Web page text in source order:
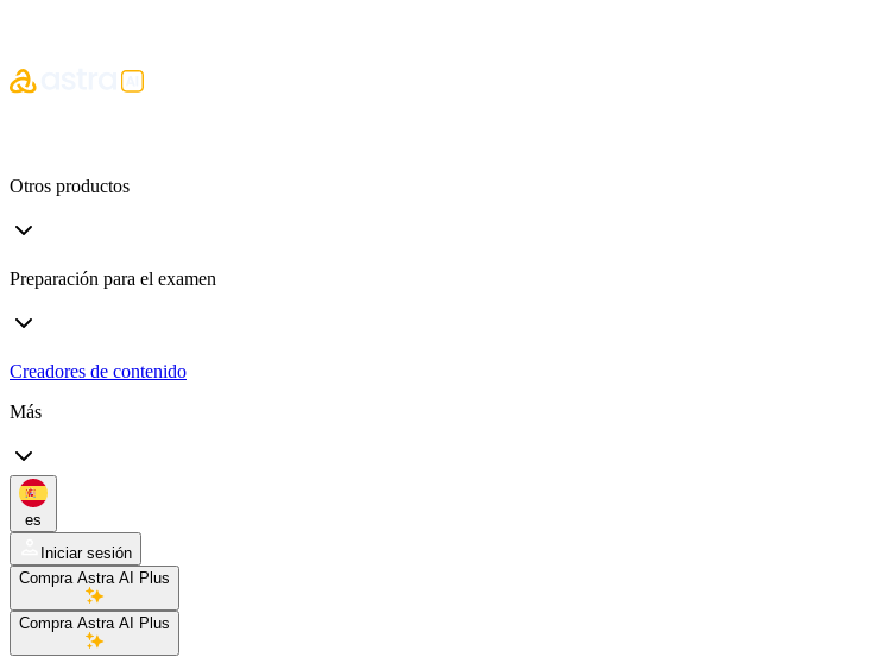
Otros productos
Preparación para el examen
Creadores de contenido
Más
es
Iniciar sesión
Compra Astra AI Plus
Compra Astra AI Plus